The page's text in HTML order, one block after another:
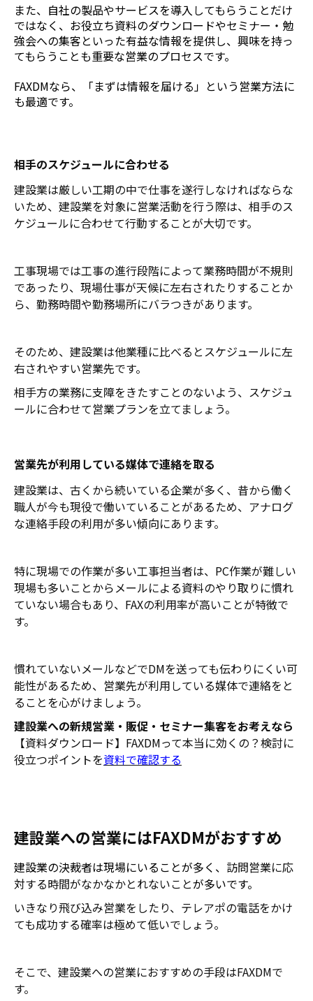
また、自社の製品やサービスを導入してもらうことだけ
ではなく、お役立ち資料のダウンロードやセミナー・勉
強会への集客といった有益な情報を提供し、興味を持っ
てもらうことも重要な営業のプロセスです。
FAXDMなら、「まずは情報を届ける」という営業方法に
も最適です。
相手のスケジュールに合わせる
建設業は厳しい工期の中で仕事を遂行しなければならな
いため、建設業を対象に営業活動を行う際は、相手のス
ケジュールに合わせて行動することが大切です。
工事現場では工事の進行段階によって業務時間が不規則
であったり、現場仕事が天候に左右されたりすることか
ら、勤務時間や勤務場所にバラつきがあります。
そのため、建設業は他業種に比べるとスケジュールに左
右されやすい営業先です。
相手方の業務に支障をきたすことのないよう、スケジュ
ールに合わせて営業プランを立てましょう。
営業先が利用している媒体で連絡を取る
建設業は、古くから続いている企業が多く、昔から働く
職人が今も現役で働いていることがあるため、アナログ
な連絡手段の利用が多い傾向にあります。
特に現場での作業が多い工事担当者は、PC作業が難しい
現場も多いことからメールによる資料のやり取りに慣れ
ていない場合もあり、FAXの利用率が高いことが特徴で
す。
慣れていないメールなどでDMを送っても伝わりにくい可
能性があるため、営業先が利用している媒体で連絡をと
ることを心がけましょう。
建設業への新規営業・販促・セミナー集客をお考えなら
【資料ダウンロード】FAXDMって本当に効くの？検討に
役立つポイントを資料で確認する
建設業への営業にはFAXDMがおすすめ
建設業の決裁者は現場にいることが多く、 訪問営業に応
対する時間がなかなかとれないことが多いです。
いきなり飛び込み営業をしたり、テレアポの電話をかけ
ても成功する確率は極めて低いでしょう。
そこで、建設業への営業におすすめの手段はFAXDMで
す。